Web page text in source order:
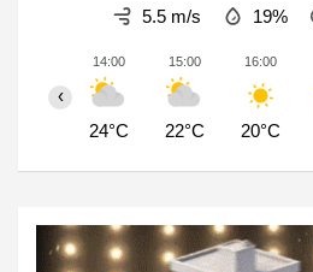
5.5 m/s 19%
14:00
24°C
15:00
22°C
16:00
20°C
‹